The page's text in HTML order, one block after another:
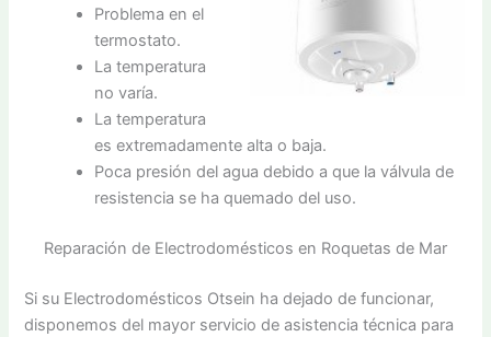
Problema en el
termostato.
La temperatura
no varía.
La temperatura
es extremadamente alta o baja.
Poca presión del agua debido a que la válvula de
resistencia se ha quemado del uso.
Reparación de Electrodomésticos en Roquetas de Mar
Si su Electrodomésticos Otsein ha dejado de funcionar,
disponemos del mayor servicio de asistencia técnica para